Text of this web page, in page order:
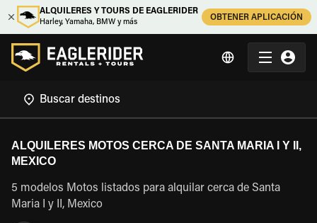
ALQUILERES Y TOURS DE EAGLERIDER
Harley, Yamaha, BMW y más
OBTENER APLICACIÓN
ALQUILERES MOTOS CERCA DE SANTA MARIA I Y II,
MEXICO
5 modelos Motos listados para alquilar cerca de Santa
Maria I y II, Mexico